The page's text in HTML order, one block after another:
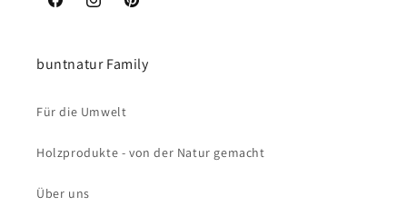
FacebookInstagramPinterest
buntnatur Family
Für die Umwelt
Holzprodukte - von der Natur gemacht
Über uns